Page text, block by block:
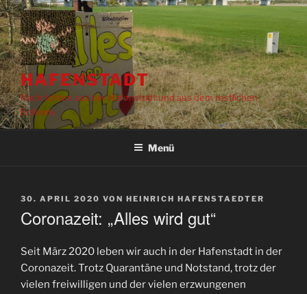
Zum
Inhalt
springen
HAFENSTADT
Nachrichten aus der Hafenstadt und aus dem restlichen
Erdkreis
Menü
VERÖFFENTLICHT
30. APRIL 2020 VON HEINRICH HAFENSTAEDTER
Coronazeit: „Alles wird gut“
Seit März 2020 leben wir auch in der Hafenstadt in der
Coronazeit. Trotz Quarantäne und Notstand, trotz der
vielen freiwilligen und der vielen erzwungenen